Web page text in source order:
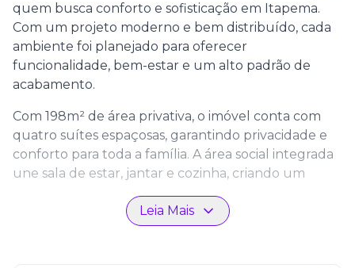
quem busca conforto e sofisticação em Itapema.
Com um projeto moderno e bem distribuído, cada
ambiente foi planejado para oferecer
funcionalidade, bem-estar e um alto padrão de
acabamento.
Com 198m² de área privativa, o imóvel conta com
quatro suítes espaçosas, garantindo privacidade e
conforto para toda a família. A área social integrada
une sala de estar, jantar e cozinha, criando um
espaço acolhedor e elegante, ideal para receber
amigos e desfrutar de momentos de lazer.
Leia Mais